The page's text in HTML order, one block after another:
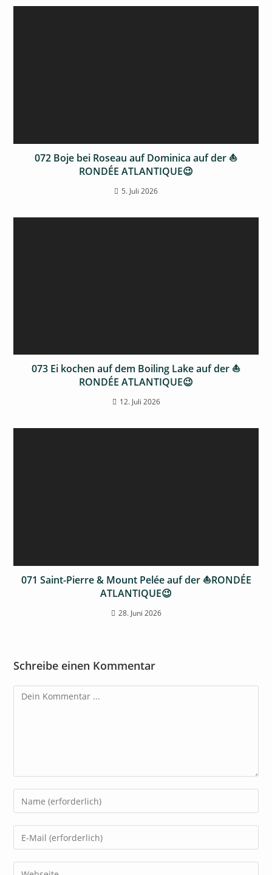
072 Boje bei Roseau auf Dominica auf der ⛵
RONDÉE ATLANTIQUE😉
5. Juli 2026
073 Ei kochen auf dem Boiling Lake auf der ⛵
RONDÉE ATLANTIQUE😉
12. Juli 2026
071 Saint-Pierre & Mount Pelée auf der ⛵RONDÉE
ATLANTIQUE😉
28. Juni 2026
Schreibe einen Kommentar